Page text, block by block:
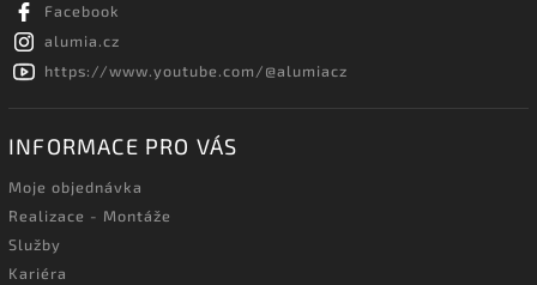
Facebook
alumia.cz
https://www.youtube.com/@alumiacz
INFORMACE PRO VÁS
Moje objednávka
Realizace - Montáže
Služby
Kariéra